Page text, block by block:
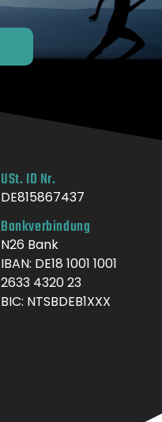
USt. ID Nr.
DE815867437
Bankverbindung
N26 Bank
IBAN: DE18 1001 1001
2633 4320 23
BIC: NTSBDEB1XXX